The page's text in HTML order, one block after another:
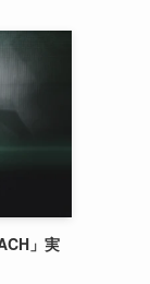
」実